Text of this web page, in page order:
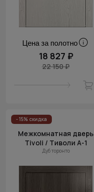
Цена за полотно
18 827 ₽
22 150 ₽
- 15% скидка
Межкомнатная дверь
Tivoli / Тиволи А-1
Дуб торонто